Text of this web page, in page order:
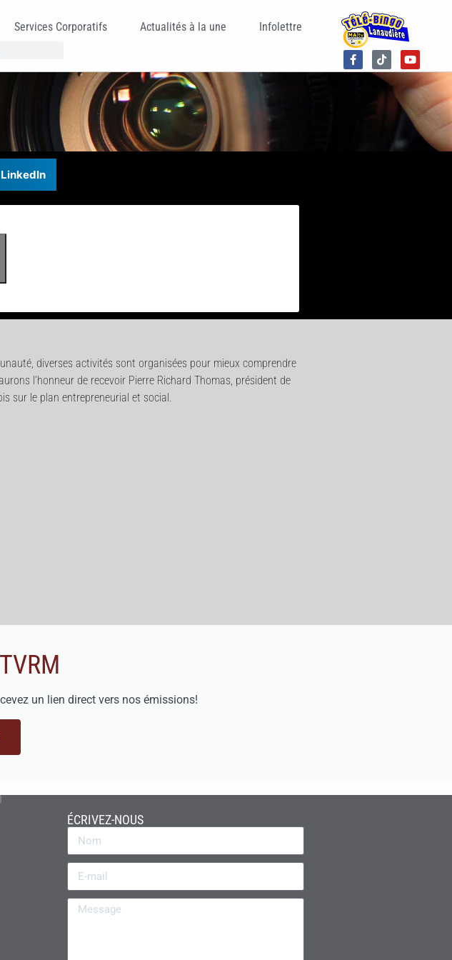
Services Corporatifs Actualités à la une Infolettre
LinkedIn
diverses activités sont organisées pour mieux comprendre
l’honneur de recevoir Pierre Richard Thomas, président de
sur le plan entrepreneurial et social.
un lien direct vers nos émissions!
ÉCRIVEZ-NOUS